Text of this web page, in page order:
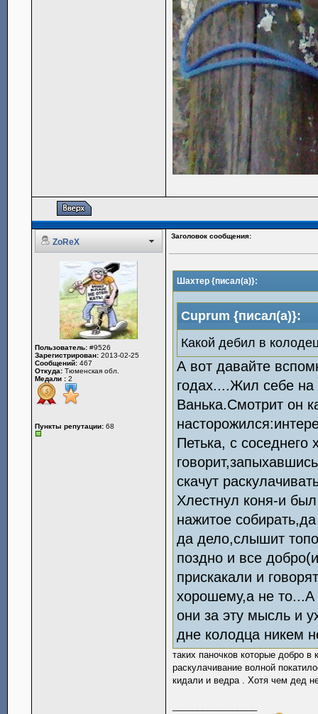
ZoReX
Заголовок сообщения:
Пользователь: #9526
Зарегистрирован: 2013-02-25
Сообщений: 467
Откуда: Тюменская обл.
Медали : 2
Пункты репутации: 68
Шахтер {писал(а)}:
Cuprum {писал(а)}:
Какой дебил в
А вот давайте
годах....Жил себе на
Ванька.Смотрит он
Петька, с соседнего
скачут
Хлестнул коня-и
нажитое
да дело,слышит
поздно и все
прискакали и
хорошему,а не то...А
они за эту мысль и
дне колодца никем
таких паночков которые добро
раскулачивание волной
кидали и ведра . Хотя чем дед